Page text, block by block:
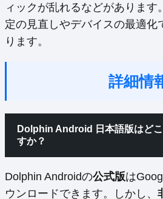
ィックが乱れるなどがあります
定の見直しやデバイスの最適化
ります。
詳細情
Dolphin Android 日本語版はど
すか？
Dolphin Androidの公式版は
ウンロードできます。しかし、